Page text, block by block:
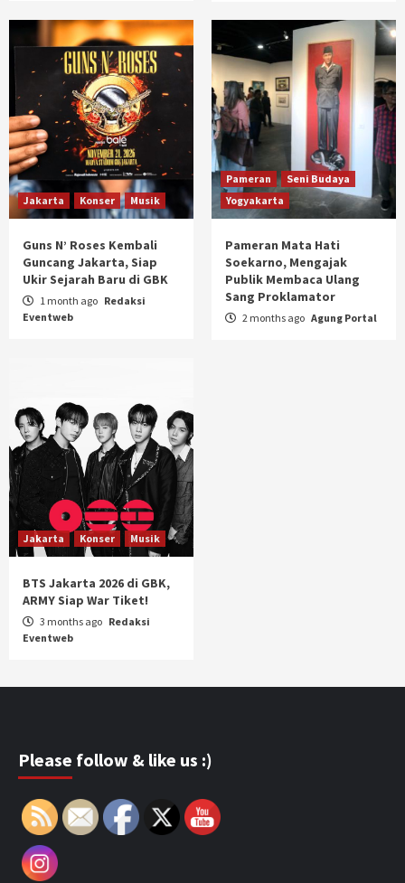
Jakarta Konser Musik
Guns N’ Roses Kembali
Guncang Jakarta, Siap
Ukir Sejarah Baru di GBK
1 month ago Redaksi
Eventweb
Pameran
Seni Budaya
Yogyakarta
Pameran Mata Hati
Soekarno, Mengajak
Publik Membaca Ulang
Sang Proklamator
2 months ago Agung Portal
Jakarta Konser Musik
BTS Jakarta 2026 di GBK,
ARMY Siap War Tiket!
3 months ago Redaksi
Eventweb
Please follow & like us :)